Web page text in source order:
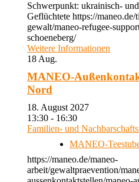
Schwerpunkt: ukrainisch-
Geflüchtete https://
gewalt/maneo-refugee-
schoeneberg/
Weitere Informationen
18 Aug.
MANEO-
Nord
18. August 2027
13:30 - 16:30
Familien- und
MANEO-
https://maneo.de/maneo-
arbeit/gewaltpraevention/